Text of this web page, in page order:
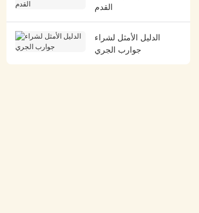
القدم
الدليل الأمثل لشراء
جوارب الجري